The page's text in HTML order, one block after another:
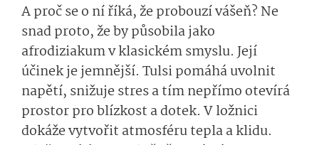
A proč se o ní říká, že probouzí vášeň? Ne
snad proto, že by působila jako
afrodiziakum v klasickém smyslu. Její
účinek je jemnější. Tulsi pomáhá uvolnit
napětí, snižuje stres a tím nepřímo otevírá
prostor pro blízkost a dotek. V ložnici
dokáže vytvořit atmosféru tepla a klidu.